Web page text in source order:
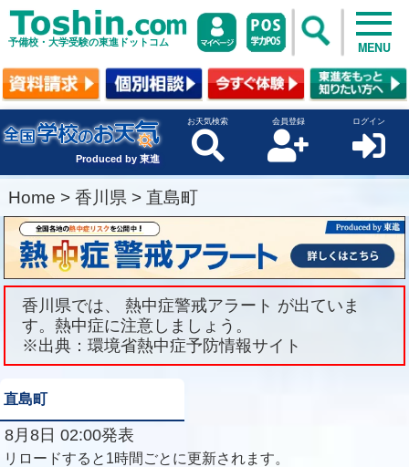
予備校・大学受験の東進ドットコム MENU
Produced by 東進
お天気検索 会員登録 ログイン
Home > 香川県 > 直島町
香川県では、 熱中症警戒アラート が出ていま
す。熱中症に注意しましょう。
※出典：環境省熱中症予防情報サイト
直島町
8月8日 02:00発表
リロードすると1時間ごとに更新されます。